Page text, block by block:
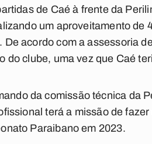
de Caé à frente da
um aproveitamento de
De acordo com a assessoria
do clube, uma vez que Caé
da comissão técnica da
terá a missão de
Paraibano em 2023.